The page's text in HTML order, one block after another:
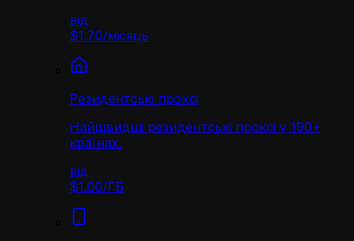
від
$1.70/місяць
Резидентські проксі
Найшвидші резидентські проксі у 190+
країнах.
від
$1.00/ГБ